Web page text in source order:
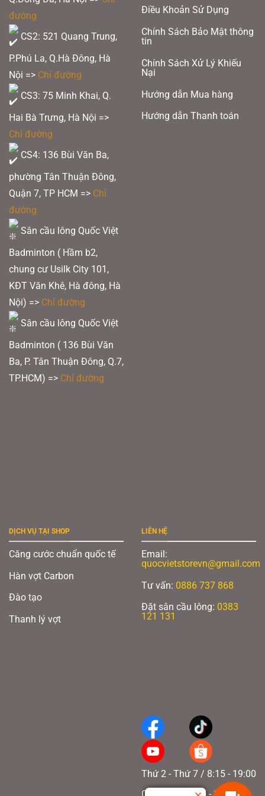
chương đồng Cầu lông tại SEA Games 33 – Thái Lan
Nếu bạn đang muốn rèn luyện sự phản xạ và tốc độ ứng biến trên sân cầu,
cũng như mong muốn tìm hiểu và tư vấn chi tiết, mua hàng với những ưu đãi
hấp dẫn nhất thì hay nhanh tay đặt hàng để không bỏ lỡ siêu phẩm vợt cầu
lông Ixe Power 100X này nhé !
QUỐC VIỆT BADMINTON – CHUYÊN NGHIỆP, TẠO
KHÁC BIỆT
CS1: 7A ngõ 850 đường Láng, P.Láng Thượng, Q.Đống Đa, Hà Nội
CS2: 521 Quang Trung, P.Phú La, Q.Hà Đông, Hà Nội
Sân cầu lông Quốc Việt Badminton: Tầng hầm B2 toà U-Silk 101, Khu đô
thị Văn Khê, Hà Đông, Hà Nội
Sân cầu lông Quốc Việt Badminton ( 136 Bùi Văn Ba, P. Tân Thuận Đông,
Xem thêm: Vợt cầu lông chính hãng giá rẻ
đường
CS2: 521 Quang Trung,
P.Phú La, Q.Hà Đông, Hà
Nội => Chỉ đường
CS3: 75 Minh Khai, Q.
Hai Bà Trưng, Hà Nội =>
Chỉ đường
CS4: 136 Bùi Văn Ba,
phường Tân Thuận Đông,
Quận 7, TP HCM => Chỉ
đường
Sân cầu lông Quốc Việt
Badminton ( Hầm b2,
chung cư Usilk City 101,
KĐT Văn Khê, Hà đông, Hà
Nội) => Chỉ đường
Sân cầu lông Quốc Việt
Badminton ( 136 Bùi Văn
Ba, P. Tân Thuận Đông, Q.7,
TP.HCM) => Chỉ đường
Điều Khoản Sử Dụng
Chính Sách Bảo Mật thông
tin
Chính Sách Xử Lý Khiếu
Nại
Hướng dẫn Mua hàng
Hướng dẫn Thanh toán
DỊCH VỤ TẠI SHOP
Căng cước chuẩn quốc tế
Hàn vợt Carbon
Đào tạo
Thanh lý vợt
LIÊN HỆ
Email:
quocvietstorevn@gmail.com
Tư vấn: 0886 737 868
Đặt sân cầu lông: 0383
121 131
Thứ 2 - Thứ 7 / 8:15 - 19:00